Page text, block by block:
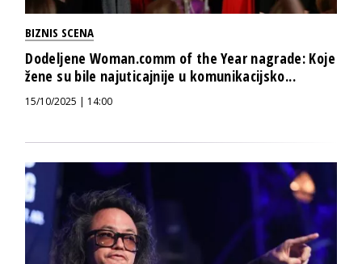
BIZNIS SCENA
Dodeljene Woman.comm of the Year nagrade: Koje
žene su bile najuticajnije u komunikacijsko...
15/10/2025 | 14:00